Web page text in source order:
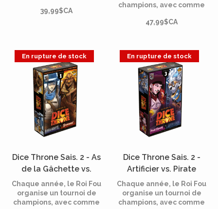
commandes d’un avion de
39,99$CA
champions, avec comme
qu’un héros pourrait
audacieux pour le prendre?
47,99$CA
En rupture de stock
Dice Throne Sais. 2 - As
de la Gâchette vs.
Samouraï (Francais)
Chaque année, le Roi Fou
organise un tournoi de
champions, avec comme
En rupture de stock
Dice Throne Sais. 2 -
Artificier vs. Pirate
Maudite (Francais)
Chaque année, le Roi Fou
organise un tournoi de
champions, avec comme